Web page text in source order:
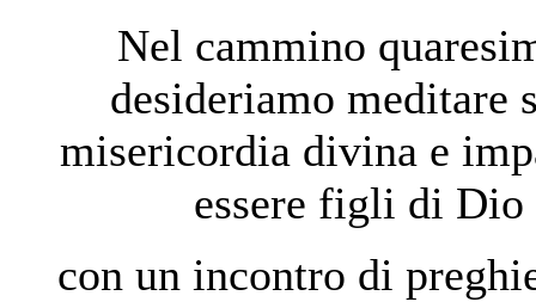
Nel cammino
desideriamo meditare
misericordia divina e
essere figli di Dio
con un incontro di